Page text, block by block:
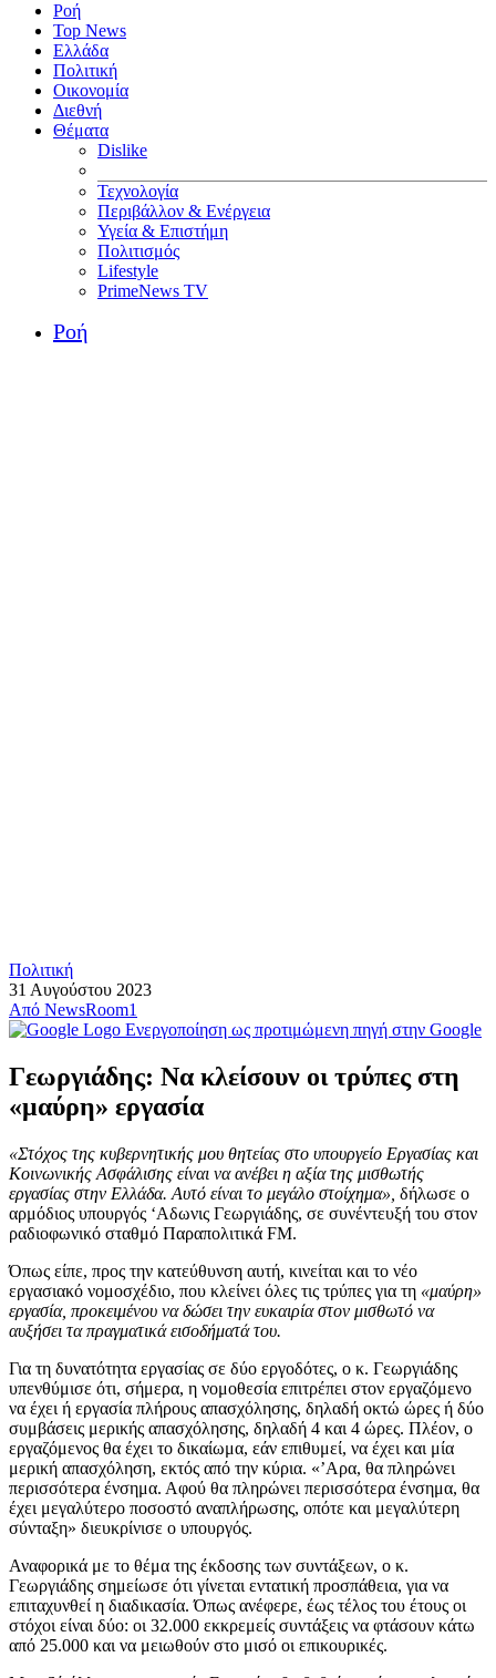
Ροή
Top News
Ελλάδα
Πολιτική
Οικονομία
Διεθνή
Θέματα
Dislike
Τεχνολογία
Περιβάλλον & Ενέργεια
Υγεία & Επιστήμη
Πολιτισμός
Lifestyle
PrimeNews TV
Ροή
Πολιτική
31 Αυγούστου 2023
Από NewsRoom1
Ενεργοποίηση ως προτιμώμενη πηγή στην Google
Γεωργιάδης: Να κλείσουν οι τρύπες στη
«μαύρη» εργασία
«Στόχος της κυβερνητικής μου θητείας στο υπουργείο Εργασίας και
Κοινωνικής Ασφάλισης είναι να ανέβει η αξία της μισθωτής
εργασίας στην Ελλάδα. Αυτό είναι το μεγάλο στοίχημα», δήλωσε ο
αρμόδιος υπουργός ‘Αδωνις Γεωργιάδης, σε συνέντευξή του στον
ραδιοφωνικό σταθμό Παραπολιτικά FM.
Όπως είπε, προς την κατεύθυνση αυτή, κινείται και το νέο
εργασιακό νομοσχέδιο, που κλείνει όλες τις τρύπες για τη «μαύρη»
εργασία, προκειμένου να δώσει την ευκαιρία στον μισθωτό να
αυξήσει τα πραγματικά εισοδήματά του.
Για τη δυνατότητα εργασίας σε δύο εργοδότες, ο κ. Γεωργιάδης
υπενθύμισε ότι, σήμερα, η νομοθεσία επιτρέπει στον εργαζόμενο
να έχει ή εργασία πλήρους απασχόλησης, δηλαδή οκτώ ώρες ή δύο
συμβάσεις μερικής απασχόλησης, δηλαδή 4 και 4 ώρες. Πλέον, ο
εργαζόμενος θα έχει το δικαίωμα, εάν επιθυμεί, να έχει και μία
μερική απασχόληση, εκτός από την κύρια. «’Αρα, θα πληρώνει
περισσότερα ένσημα. Αφού θα πληρώνει περισσότερα ένσημα, θα
έχει μεγαλύτερο ποσοστό αναπλήρωσης, οπότε και μεγαλύτερη
σύνταξη» διευκρίνισε ο υπουργός.
Αναφορικά με το θέμα της έκδοσης των συντάξεων, ο κ.
Γεωργιάδης σημείωσε ότι γίνεται εντατική προσπάθεια, για να
επιταχυνθεί η διαδικασία. Όπως ανέφερε, έως τέλος του έτους οι
στόχοι είναι δύο: οι 32.000 εκκρεμείς συντάξεις να φτάσουν κάτω
από 25.000 και να μειωθούν στο μισό οι επικουρικές.